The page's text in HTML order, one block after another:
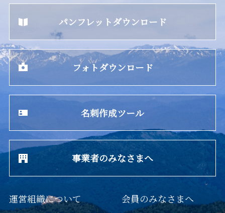
パンフレットダウンロード
フォトダウンロード
名刺作成ツール
事業者のみなさまへ
運営組織について
会員のみなさまへ